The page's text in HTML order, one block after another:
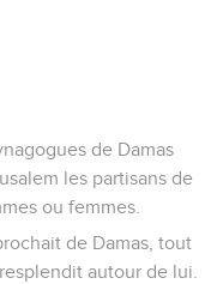
de Damas
les partisans de
ou femmes.
de Damas, tout
autour de lui.